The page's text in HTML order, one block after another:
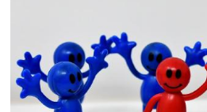
Ressources
en
ligne
Exercice
1